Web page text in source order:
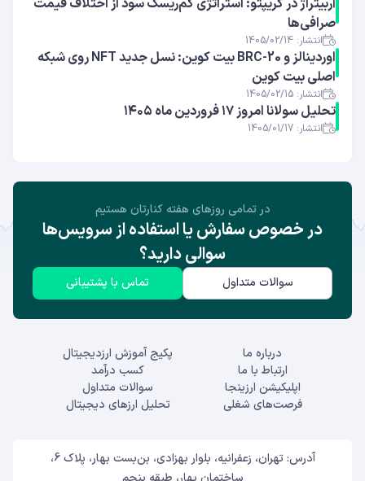
صرافی‌ها
انتشار: 1405/02/14
اوردینالز و BRC-20 بیت کوین: نسل جدید NFT روی شبکه
اصلی بیت کوین
انتشار: 1405/02/15
تحلیل سولانا امروز ۱۷ فروردین ماه ۱۴۰۵
انتشار: 1405/01/17
در تمامی روز‌های هفته کنارتان هستیم
در خصوص سفارش یا استفاده از سرویس‌ها
سوالی دارید؟
سوالات متداول تماس با پشتیبانی
درباره ما
ارتباط با ما
اپلیکیشن ارزینجا
فرصت‌های شغلی
پکیج آموزش ارزدیجیتال
کسب درآمد
سوالات متداول
تحلیل ارزهای دیجیتال
آدرس: تهران، زعفرانیه، بلوار بهزادی، بن‌بست بهار، پلاک 6،